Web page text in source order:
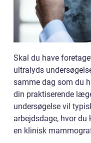
Skal du have
ultralyds
samme dag som du
din praktiserende
undersøgelse vil
arbejdsdage, hvor
en klinisk